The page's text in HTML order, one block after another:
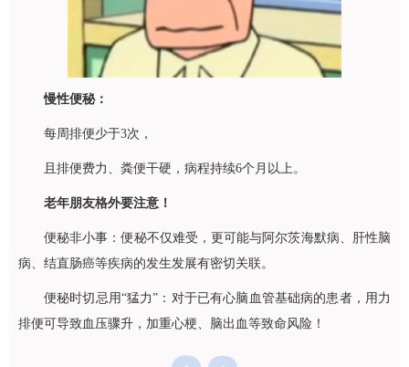
慢性便秘：
每周排便少于3次，
且排便费力、粪便干硬，病程持续6个月以上。
老年朋友格外要注意！
便秘非小事：便秘不仅难受，更可能与阿尔茨海默病、肝性脑
病、结直肠癌等疾病的发生发展有密切关联。
便秘时切忌用“猛力”：对于已有心脑血管基础病的患者，用力
排便可导致血压骤升，加重心梗、脑出血等致命风险！